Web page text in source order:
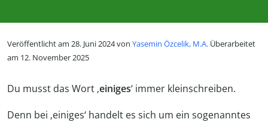
Veröffentlicht am 28. Juni 2024 von Yasemin Özcelik, M.A. Überarbeitet
am 12. November 2025
Du musst das Wort ‚einiges‘ immer kleinschreiben.
Denn bei ‚einiges‘ handelt es sich um ein sogenanntes